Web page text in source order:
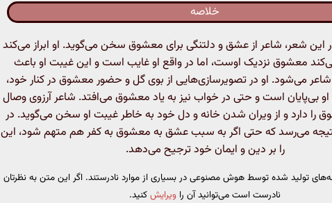
خلاصه
شعر، شاعر از عشق و دلتنگی برای معشوق سخن می‌گوید. او ابراز می‌کند
معشوق نزدیک اوست، اما در واقع او غایب است و این غیبت او باعث
می‌شود. او در تصویرسازی‌هایی از بوی گل و حضور معشوق در کنار خود،
او بی‌پایان است و حتی در خواب نیز به یاد معشوق می‌افتد. شاعر آرزوی وصال
را دارد و از ویران شدن خانه و دل خود به خاطر غیبت او سخن می‌گوید. در
نتیجه می‌رسد که حتی اگر به سبب عشق به معشوق به کفر هم متهم شود، این
را بر دین و ایمان خود ترجیح می‌دهد.
تولید شده توسط هوش مصنوعی در بسیاری از موارد نادرستند. اگر این متن به نظرتان
نادرست است می‌توانید آن را ویرایشکنید.